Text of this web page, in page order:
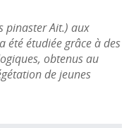
pinaster Ait.) aux
été étudiée grâce à des
obtenus au
de jeunes